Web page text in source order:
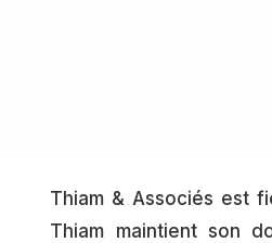
Thiam & Associés est
Thiam maintient son